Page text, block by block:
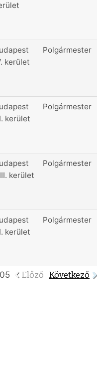
kerület
Polgármester
kerület
Polgármester
kerület
Polgármester
kerület
Polgármester
Előző Következő